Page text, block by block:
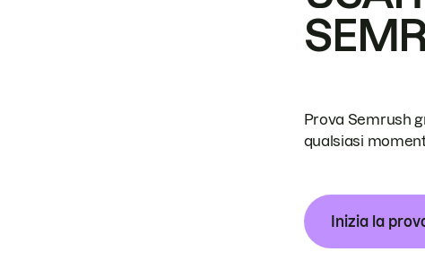
Prova Semrush
qualsiasi
Inizia la